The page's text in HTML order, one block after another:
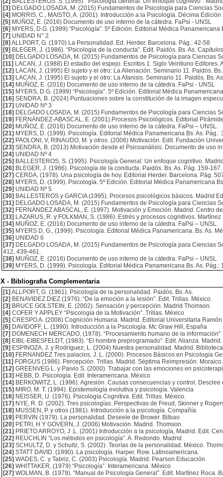
[3] DELGADO LOSADA, M. (2015) Fundamentos de Psicología para Ciencias
[4] MORRIS, C., MAISTO, A. (2001). Introducción a la Psicología. Décima
[5] MUÑOZ, E. (2016) Documento de uso interno de la cátedra. FaPsi - UNSL
[6] MYERS, D.G. (1999) “Psicología”. 5º Edición. Editorial Médica Panamericana
[7] UNIDAD N° 2
[8] ALLPORT, G. (1970) La Personalidad. Ed. Herder. Barcelona. Pág.: 42-58
[9] BLEGER, J. (1986). “Psicología de la conducta”. Edit. Paidós. Bs. As.
[10] DELGADO LOSADA, M. (2015) Fundamentos de Psicología para Ciencias
[11] LACAN, J. (1988) El estadio del espejo. Escritos 1. Siglo Veintiuno Editores.
[12] LACAN, J. (1995) El sujeto y el otro: La Alienación. Seminario 11. Paidós.
[13] LACAN, J. (1995) El sujeto y el otro: La Afanisis. Seminario 11. Paidós. Bs.
[14] MUÑOZ, E. (2016) Documento de uso interno de la cátedra. FaPsi - UNSL
[15] MYERS, D.G. (1999) “Psicología”. 5º Edición. Editorial Médica
[16] SENDRA, B. (2024) Puntuaciones sobre la constitución de la imagen
[17] UNIDAD Nº 3
[18] DELGADO LOSADA, M. (2015) Fundamentos de Psicología para Ciencias
[19] FERNÁNDEZ-ABASCAL, E. (2001).Procesos Psicológicos. Editorial
[20] MUÑOZ, E. (2016) Documento de uso interno de la cátedra. FaPsi – UNSL.
[21] MYERS, D. (1999). Psicología. Editorial Médica Panamericana Bs. As. Pág.:
[22] PAOLONI, V, RINAUDO, M. y otros. (2006) Motivación. Edit. Fundación
[23] SENDRA, B. (2013) Motivación desde el Psicoanálisis. Documento de uso
[24] UNIDAD Nº 4
[25] BALLESTEROS, S. (1995). Psicología General: Un enfoque cognitivo.
[26] BLEGER, J. (1986). Psicología de la conducta. Paidós. Bs. As. Pág. 159-167.
[27] CERDA, (1978). Una psicología de hoy. Editorial Herder. Barcelona. Pág.
[28] MYERS, D. (1999). Psicología. 5º Edición. Editorial Médica Panamericana
[29] UNIDAD Nº 5
[30] BALLESTEROS y GARCIA (1995). Procesos psicológicos básicos. Madrid
[31] DELGADO LOSADA, M. (2015) Fundamentos de Psicología para Ciencias
[32] FERNÁNDEZ ABASCAL, E. (1997). Motivación y Emoción. Madrid. Centro
[33] LAZARUS, R. y FOLKMAN, S. (1986). Estrés y procesos cognitivos.
[34] MUÑOZ, E. (2016) Documento de uso interno de la cátedra. FaPsi – UNSL.
[35] MYERS D, G., (1999). Psicología. Editorial Médica Panamericana. Bs. As.
[36] UNIDAD 6
[37] DELGADO LOSADA, M. (2015) Fundamentos de Psicología para
412, 439-461.
[38] MUÑOZ, E. (2016) Documento de uso interno de la cátedra. FaPsi – UNSL.
[39] MYERS, D. (1999). Psicología. Editorial Médica Panamericana Bs. As. Pág.:
X - Bibliografia Complementaria
[1] ALLPORT, G. (1961). Psicología de la personalidad. Paidós. Bs. As.
[2] BENAVIDEZ DIEZ (1976). “De la emoción a la lesión”. Edit. Trillas. México.
[3] BRUCE GOLSTEIN, E. (2002). Sensación y percepción. Madrid Thomson.
[4] COFER Y APPLEY “Psicología de la Motivación”. Trillas. México
[5] CRESPO A. (2008) Cognición Humana. Madrid. Editorial Universitaria Ramón
[6] DAVIDOFF, L. (1990). Introducción a la Psicología. Mc Graw Hill, España
[7] DOMENECH MERCADO, (1978). “Procesamiento humano de la información”
[8] EIBL-EIBESFELDT, (1983). “El hombre preprogramado”. Edit. Alianza. Madrid.
[9] ESPINOZA, J. y Rodríguez, L. (2004) Nuestra personalidad. Madrid.
[10] FERNANDEZ Tres palacios, J. L. (2000). Procesos Básicos en Psicología
[11] FORGUS (1986). Percepción. Trillas. Madrid. Séptima Reimpresión.
[12] GREENVEG L. y Paivio S. (2000). Trabajar con las emociones en
[13] HEBB, D. Psicología. Edit. Interamericana. México
[14] BERKOWITZ, L. (1996). Agresión. Causas consecuencias y control. Desclee
[15] MIRO, M. T. (1994). Epistemología evolutiva y psicología. Valencia
[16] NEISSER, U. (1976). Psicología Cognitiva. Edit. Trillas. México.
[17] NYE, R. D. (2002). Tres psicologías. Perspectivas de Freud, Skinner y
[18] MUSSEN, P. y otros (1981). Introducción a la psicología. Compañía.
[19] PERVIN (1979). La personalidad. Deseele de Brower. Bilbao
[20] PETRI, H Y GOVERN, J. (2006) Motivación. Madrid. Thomson.
[21] PRIETO ARROYO, J .L. (2001) Introducción a la psicología, Madrid. Edit.
[22] REUCHLIN “Los métodos en psicología”. A. Redondo. Madrid
[23] SCHULTZ, D. y Schultz, S. (2002). Teorías de la personalidad. México.
[24] STATT DAVID. (1990). La psicología. Harper. Row. Latinoamericana.
[25] WADES, C. y Tabriz, C. (2003) Psicología. Madrid. Pearson Educación.
[26] WHITTAKER, (1979) “Psicología”. Interamericana. México
[27] WOLMAN, B. (1979). “Manual de Psicología General”. Edit. Martínez Roca.